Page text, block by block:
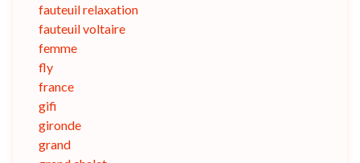
fauteuil relaxation
fauteuil voltaire
femme
fly
france
gifi
gironde
grand